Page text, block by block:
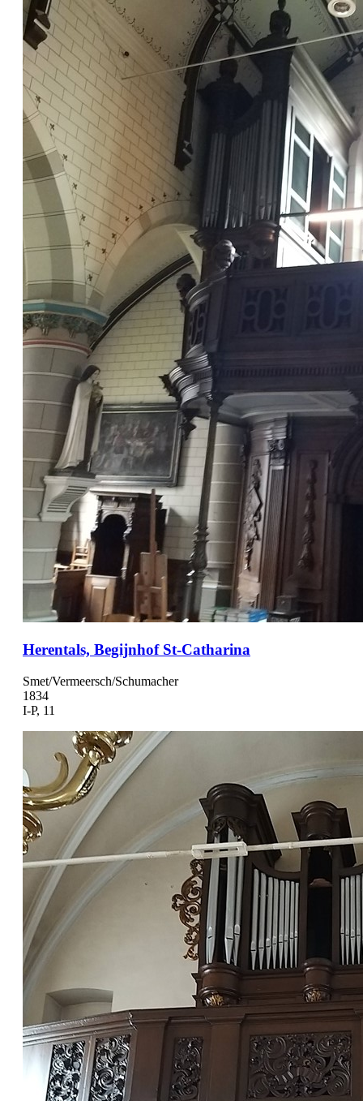
Herentals, Begijnhof St-Catharina
Smet/Vermeersch/Schumacher
1834
I-P, 11